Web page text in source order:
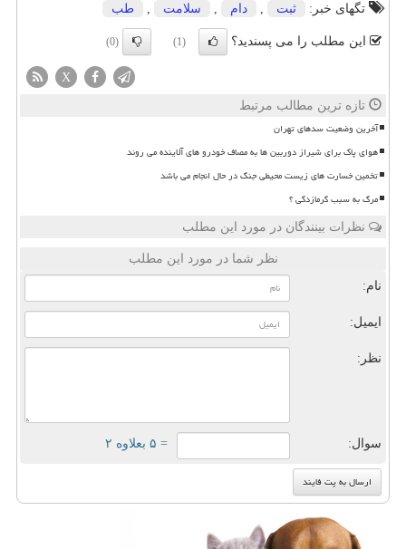
تگهای خبر:
ثبت دام سلامت طب
این مطلب را می پسندید؟ (1)
(0)
X
تازه ترین مطالب مرتبط
آخرین وضعیت سدهای تهران
هوای پاک برای شیراز دوربین ها به مصاف خودرو های آلاینده می روند
تخمین خسارت های زیست محیطی جنگ در حال انجام می باشد
مرگ به سبب گرمازدگی ؟
نظرات بینندگان در مورد این مطلب
نظر شما در مورد این مطلب
نام:
ایمیل:
نظر:
سوال: = ۵ بعلاوه ۲